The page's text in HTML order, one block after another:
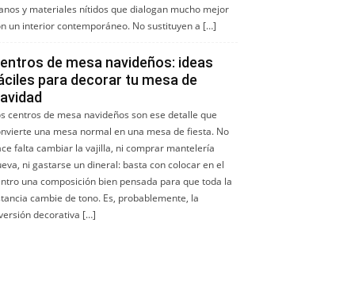
y materiales nítidos que dialogan mucho mejor
un interior contemporáneo. No sustituyen a […]
de mesa navideños: ideas
para decorar tu mesa de
centros de mesa navideños son ese detalle que
una mesa normal en una mesa de fiesta. No
falta cambiar la vajilla, ni comprar mantelería
ni gastarse un dineral: basta con colocar en el
una composición bien pensada para que toda la
cambie de tono. Es, probablemente, la
decorativa […]